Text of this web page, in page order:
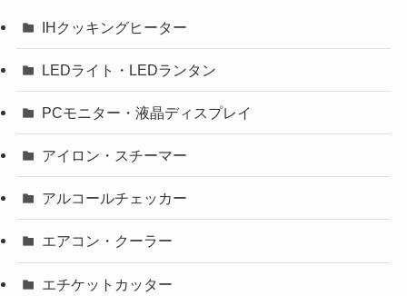
IHクッキングヒーター
LEDライト・LEDランタン
PCモニター・液晶ディスプレイ
アイロン・スチーマー
アルコールチェッカー
エアコン・クーラー
エチケットカッター